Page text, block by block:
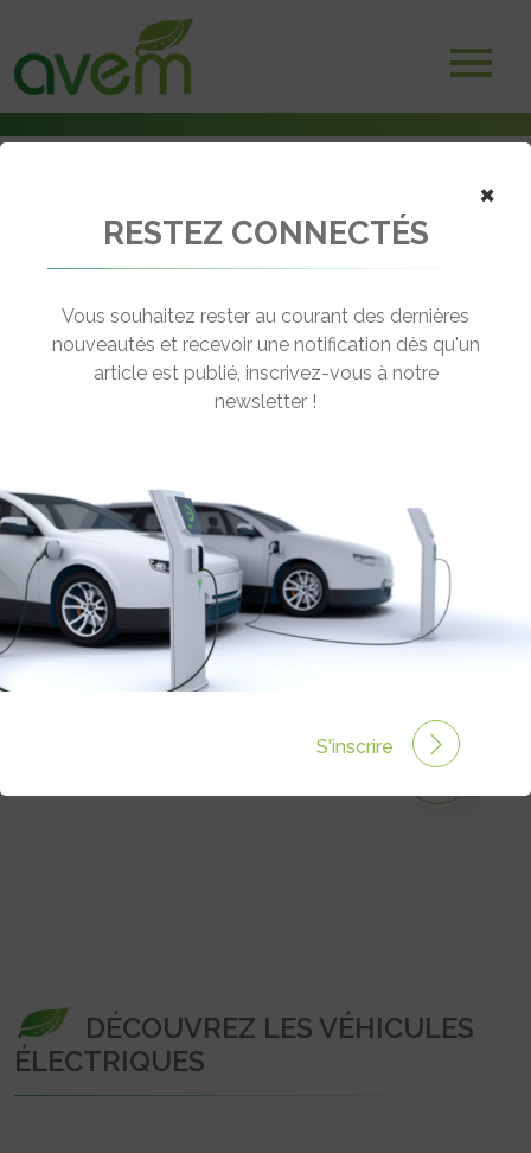
DAVANTAGE DE BATTERIES POUR LES
POIDS LOURDS ÉLECTRIQUES MAN
- 07 Août 2026
DÉCOUVREZ LES VÉHICULES
ÉLECTRIQUES
×
RESTEZ CONNECTÉS
Vous souhaitez rester au courant des dernières
nouveautés et recevoir une notification dès qu'un
article est publié, inscrivez-vous à notre
newsletter !
S'inscrire